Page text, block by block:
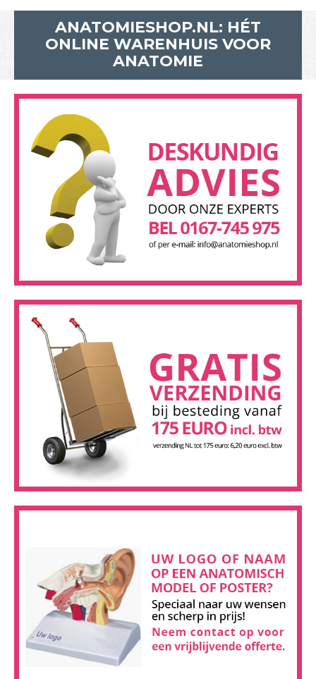
ANATOMIESHOP.NL: HÉT
ONLINE WARENHUIS VOOR
ANATOMIE